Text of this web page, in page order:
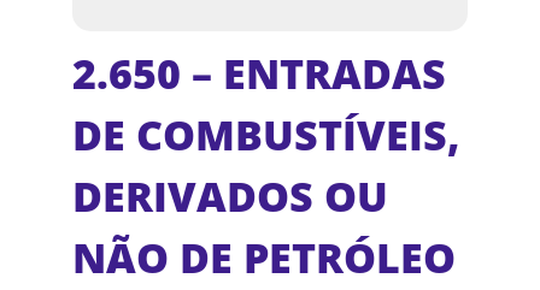
2.650 – ENTRADAS
DE COMBUSTÍVEIS,
DERIVADOS OU
NÃO DE PETRÓLEO